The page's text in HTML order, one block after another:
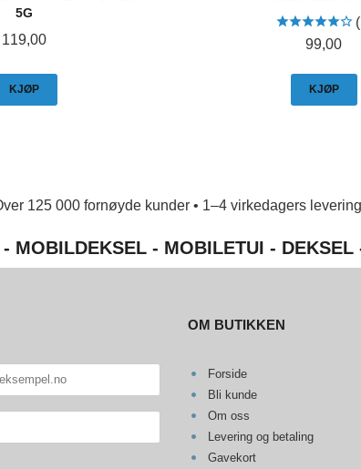
5G
Pris
119,00
KJØP
Pris
99,00
KJØP
125 000 fornøyde kunder • 1–4 virkedagers
MOBILDEKSEL - MOBILETUI -
OM BUTIKKEN
Forside
Bli kunde
Om oss
Levering og betaling
Gavekort